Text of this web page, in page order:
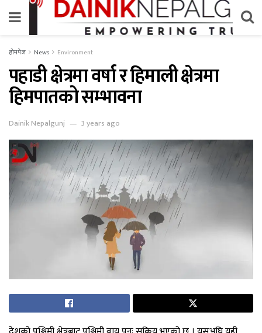
होमपेज News Environment
पहाडी क्षेत्रमा वर्षा र हिमाली क्षेत्रमा
हिमपातको सम्भावना
Dainik Nepalgunj 3 years ago